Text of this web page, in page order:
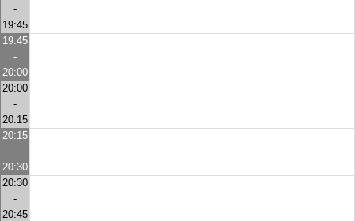
-
19:45
19:45
-
20:00
20:00
-
20:15
20:15
-
20:30
20:30
-
20:45